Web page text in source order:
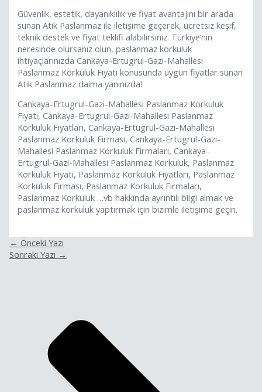
Güvenlik, estetik, dayanıklılık ve fiyat avantajını bir arada
sunan Atik Paslanmaz ile iletişime geçerek, ücretsiz keşif,
teknik destek ve fiyat teklifi alabilirsiniz. Türkiye’nin
neresinde olursanız olun, paslanmaz korkuluk
ihtiyaçlarınızda Cankaya-Ertugrul-Gazi-Mahallesi
Paslanmaz Korkuluk Fiyatı konusunda uygun fiyatlar sunan
Atik Paslanmaz daima yanınızda!
Cankaya-Ertugrul-Gazi-Mahallesi Paslanmaz Korkuluk
Fiyatı, Cankaya-Ertugrul-Gazi-Mahallesi Paslanmaz
Korkuluk Fiyatları, Cankaya-Ertugrul-Gazi-Mahallesi
Paslanmaz Korkuluk Firması, Cankaya-Ertugrul-Gazi-
Mahallesi Paslanmaz Korkuluk Firmaları, Cankaya-
Ertugrul-Gazi-Mahallesi Paslanmaz Korkuluk, Paslanmaz
Korkuluk Fiyatı, Paslanmaz Korkuluk Fiyatları, Paslanmaz
Korkuluk Firması, Paslanmaz Korkuluk Firmaları,
Paslanmaz Korkuluk …vb hakkında ayrıntılı bilgi almak ve
paslanmaz korkuluk yaptırmak için bizimle iletişime geçin.
← Önceki Yazı
Sonraki Yazı →